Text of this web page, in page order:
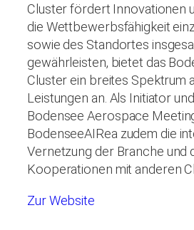
Cluster fördert Innovationen
die Wettbewerbsfähigkeit
sowie des Standortes
gewährleisten, bietet das
Cluster ein breites Spektrum
Leistungen an. Als Initiator
Bodensee Aerospace
BodenseeAIRea zudem die
Vernetzung der Branche und
Kooperationen mit anderen
Zur Website